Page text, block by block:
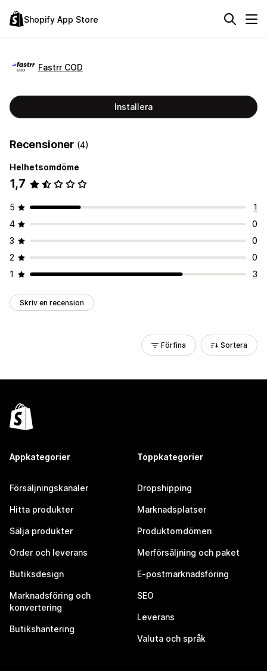
Shopify App Store
Fastrr COD
Installera
Recensioner (4)
Helhetsomdöme
1,7
5
1
4
0
3
0
2
0
1
3
Skriv en recension
Förfina Sortera
Appkategorier
Försäljningskanaler
Hitta produkter
Sälja produkter
Order och leverans
Butiksdesign
Marknadsföring och
konvertering
Butikshantering
Toppkategorier
Dropshipping
Marknadsplatser
Produktomdömen
Merförsäljning och paket
E-postmarknadsföring
SEO
Leverans
Valuta och språk